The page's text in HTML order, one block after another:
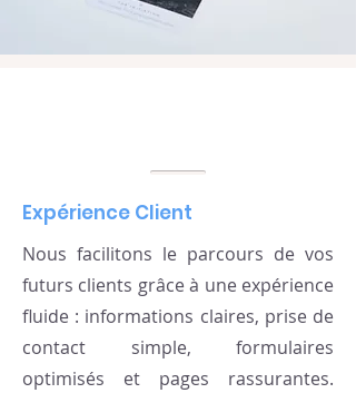
Expérience Client
Nous facilitons le parcours de vos
futurs clients grâce à une expérience
fluide : informations claires, prise de
contact simple, formulaires
optimisés et pages rassurantes.